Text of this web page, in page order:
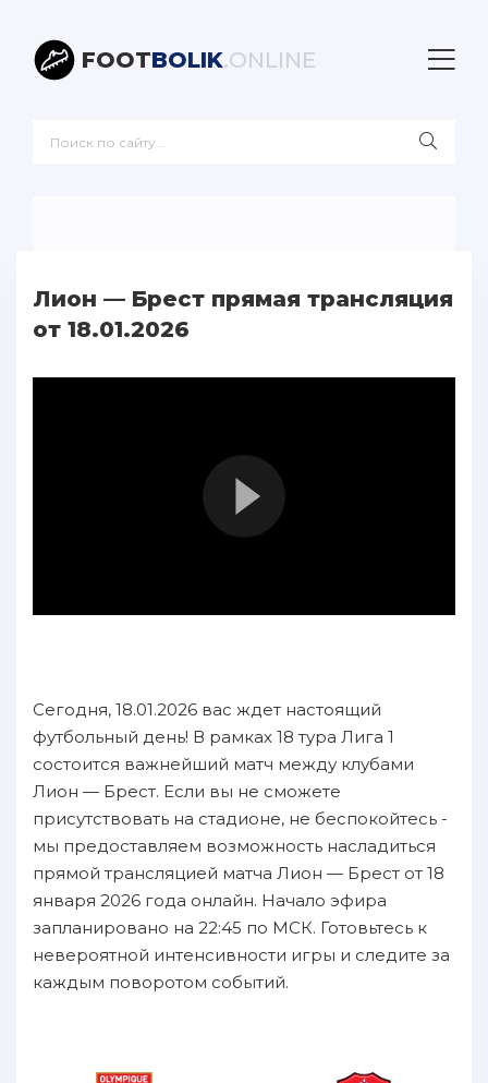
FOOTBOLIK.ONLINE
Лион — Брест прямая трансляция
от 18.01.2026
Сегодня, 18.01.2026 вас ждет настоящий
футбольный день! В рамках 18 тура Лига 1
состоится важнейший матч между клубами
Лион — Брест. Если вы не сможете
присутствовать на стадионе, не беспокойтесь -
мы предоставляем возможность насладиться
прямой трансляцией матча Лион — Брест от 18
января 2026 года онлайн. Начало эфира
запланировано на 22:45 по МСК. Готовьтесь к
невероятной интенсивности игры и следите за
каждым поворотом событий.